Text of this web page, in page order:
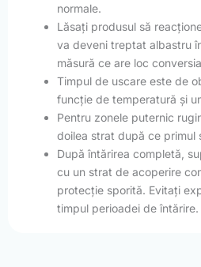
normale.
Lăsați produsul să
va deveni treptat albastru
măsură ce are loc
Timpul de uscare este de
funcție de temperatură și
Pentru zonele puternic
doilea strat după ce primul
După întărirea completă,
cu un strat de acoperire
protecție sporită. Evitați
timpul perioadei de întărire.